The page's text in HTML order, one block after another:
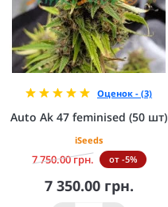
Оценок - (3)
Auto Ak 47 feminised (50 шт)
iSeeds
7 750.00 грн. от -5%
7 350.00 грн.